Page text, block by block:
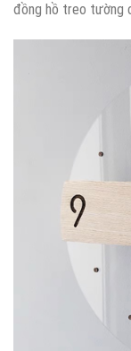
đồng hồ treo tường